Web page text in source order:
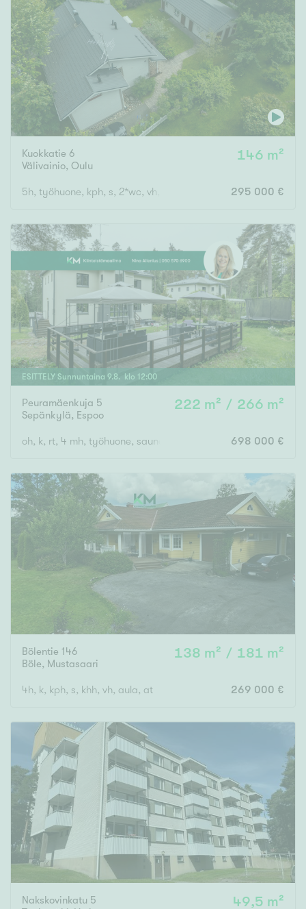
Kuokkatie 6
Välivainio, Oulu
146 m²
5h, työhuone, kph, s, 2*wc, vh, khh, aula 295 000 €
ESITTELY Sunnuntaina 9.8. klo 12:00
Peuramäenkuja 5
Sepänkylä, Espoo
222 m² / 266 m²
oh, k, rt, 4 mh, työhuone, saunaosasto, th, varasto, at/varasto
698 000 €
Bölentie 146
Böle, Mustasaari
138 m² / 181 m²
4h, k, kph, s, khh, vh, aula, at 269 000 €
Nakskovinkatu 5
49,5 m²